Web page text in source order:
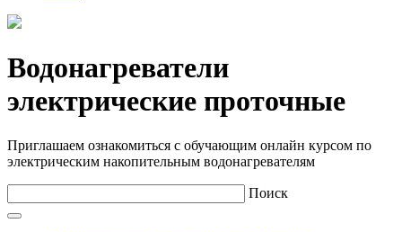
Водонагреватели
электрические проточные
Приглашаем ознакомиться с обучающим онлайн курсом по
электрическим накопительным водонагревателям
Поиск